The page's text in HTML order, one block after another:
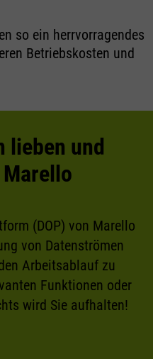
so ein herrvorragendes
Betriebskosten und
lieben und
(DOP) von Marello
von Datenströmen
Arbeitsablauf zu
Funktionen oder
wird Sie aufhalten!